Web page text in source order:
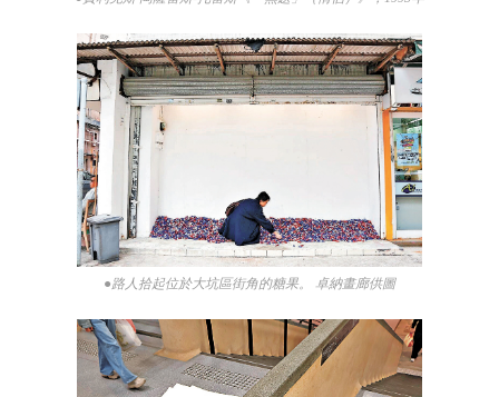
●路人拾起位於大坑區街角的糖果。 卓納畫廊供圖